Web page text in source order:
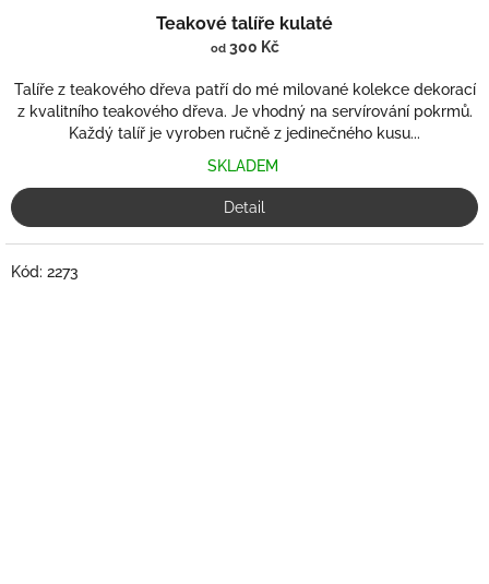
Teakové talíře kulaté
od300 Kč
Talíře z teakového dřeva patří do mé milované kolekce dekorací
z kvalitního teakového dřeva. Je vhodný na servírování pokrmů.
Každý talíř je vyroben ručně z jedinečného kusu...
SKLADEM
Detail
Kód: 2273